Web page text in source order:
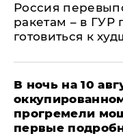
Россия
ракетам – в ГУР
готовиться к
В ночь на 10
прогремели
первые